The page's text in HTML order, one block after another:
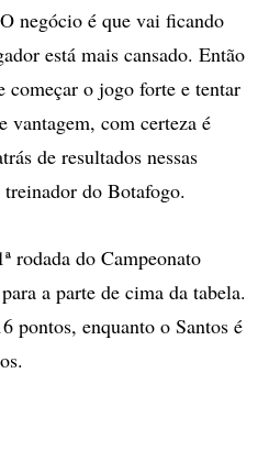
negócio é que vai ficando
está mais cansado. Então
começar o jogo forte e tentar
vantagem, com certeza é
de resultados nessas
do Botafogo.
rodada do Campeonato
a parte de cima da tabela.
pontos, enquanto o Santos é